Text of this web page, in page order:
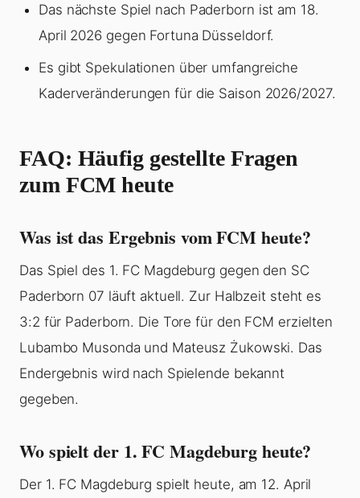
Das nächste Spiel nach Paderborn ist am 18.
April 2026 gegen Fortuna Düsseldorf.
Es gibt Spekulationen über umfangreiche
Kaderveränderungen für die Saison 2026/2027.
FAQ: Häufig gestellte Fragen
zum FCM heute
Was ist das Ergebnis vom FCM heute?
Das Spiel des 1. FC Magdeburg gegen den SC
Paderborn 07 läuft aktuell. Zur Halbzeit steht es
3:2 für Paderborn. Die Tore für den FCM erzielten
Lubambo Musonda und Mateusz Żukowski. Das
Endergebnis wird nach Spielende bekannt
gegeben.
Wo spielt der 1. FC Magdeburg heute?
Der 1. FC Magdeburg spielt heute, am 12. April